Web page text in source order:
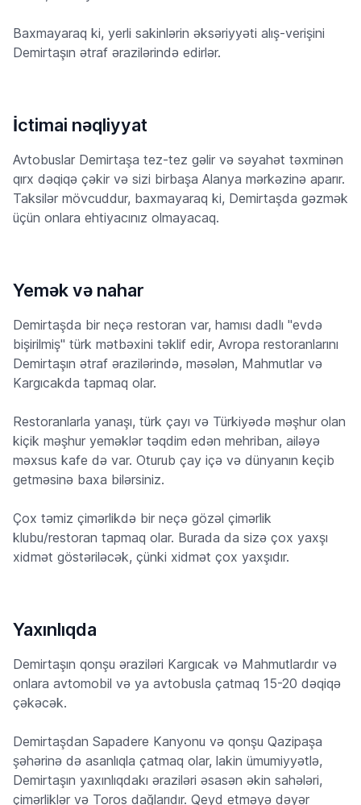
Baxmayaraq ki, yerli sakinlərin əksəriyyəti alış-verişini
Demirtaşın ətraf ərazilərində edirlər.
İctimai nəqliyyat
Avtobuslar Demirtaşa tez-tez gəlir və səyahət təxminən
qırx dəqiqə çəkir və sizi birbaşa Alanya mərkəzinə aparır.
Taksilər mövcuddur, baxmayaraq ki, Demirtaşda gəzmək
üçün onlara ehtiyacınız olmayacaq.
Yemək və nahar
Demirtaşda bir neçə restoran var, hamısı dadlı "evdə
bişirilmiş" türk mətbəxini təklif edir, Avropa restoranlarını
Demirtaşın ətraf ərazilərində, məsələn, Mahmutlar və
Kargıcakda tapmaq olar.
Restoranlarla yanaşı, türk çayı və Türkiyədə məşhur olan
kiçik məşhur yeməklər təqdim edən mehriban, ailəyə
məxsus kafe də var. Oturub çay içə və dünyanın keçib
getməsinə baxa bilərsiniz.
Çox təmiz çimərlikdə bir neçə gözəl çimərlik
klubu/restoran tapmaq olar. Burada da sizə çox yaxşı
xidmət göstəriləcək, çünki xidmət çox yaxşıdır.
Yaxınlıqda
Demirtaşın qonşu əraziləri Kargıcak və Mahmutlardır və
onlara avtomobil və ya avtobusla çatmaq 15-20 dəqiqə
çəkəcək.
Demirtaşdan Sapadere Kanyonu və qonşu Qazipaşa
şəhərinə də asanlıqla çatmaq olar, lakin ümumiyyətlə,
Demirtaşın yaxınlıqdakı əraziləri əsasən əkin sahələri,
çimərliklər və Toros dağlarıdır. Qeyd etməyə dəyər